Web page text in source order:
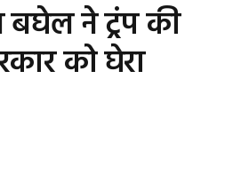
ने ट्रंप की
को घेरा